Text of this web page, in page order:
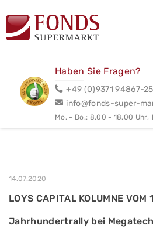
Haben Sie Fragen?
+49 (0)9371 94867-
info@fonds-super-
Mo. - Do.: 8.00 - 18.00 Uhr,
14.07.2020
LOYS CAPITAL KOLUMNE
Jahrhundertrally bei